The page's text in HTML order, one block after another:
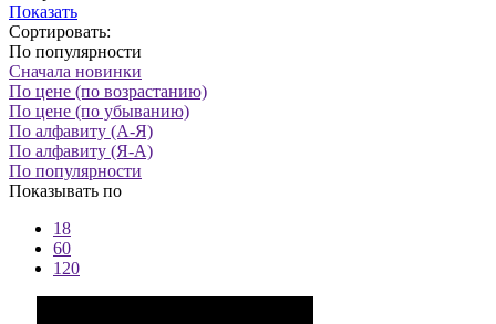
Показать
Сортировать:
По популярности
Сначала новинки
По цене (по возрастанию)
По цене (по убыванию)
По алфавиту (А-Я)
По алфавиту (Я-А)
По популярности
Показывать по
18
60
120